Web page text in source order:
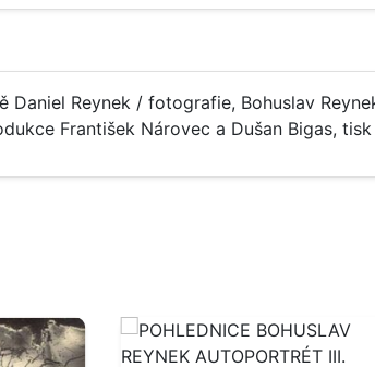
Daniel Reynek / fotografie, Bohuslav
František Nárovec a Dušan Bigas,